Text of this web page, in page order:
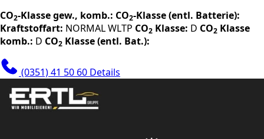
CO2-Klasse gew., komb.: CO2-Klasse (entl. Batterie):
Kraftstoffart: NORMALWLTP CO2 Klasse: D CO2 Klasse
komb.: D CO2 Klasse (entl. Bat.):
(0351) 41 50 60 Details